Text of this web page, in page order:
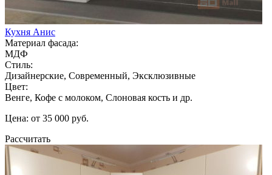
Кухня Анис
Материал фасада:
МДФ
Стиль:
Дизайнерские, Современный, Эксклюзивные
Цвет:
Венге, Кофе с молоком, Слоновая кость и др.
Цена: от 35 000 руб.
Рассчитать